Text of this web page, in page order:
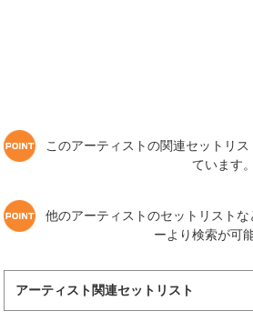
このアーティストの関連セットリ
ています。
他のアーティストのセットリスト
ーより検索が可
アーティスト関連セットリスト